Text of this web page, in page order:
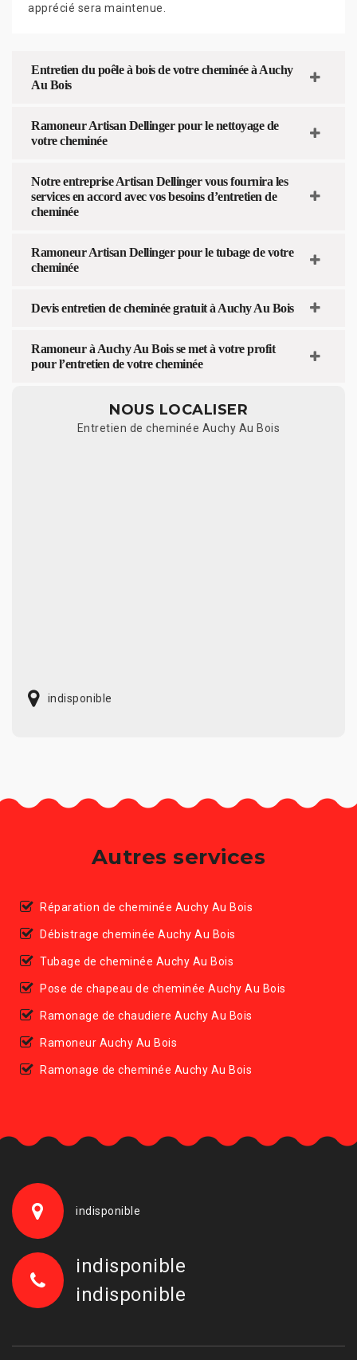
apprécié sera maintenue.
Entretien du poêle à bois de votre cheminée à Auchy
Au Bois
Ramoneur Artisan Dellinger pour le nettoyage de
votre cheminée
Notre entreprise Artisan Dellinger vous fournira les
services en accord avec vos besoins d’entretien de
cheminée
Ramoneur Artisan Dellinger pour le tubage de votre
cheminée
Devis entretien de cheminée gratuit à Auchy Au Bois
Ramoneur à Auchy Au Bois se met à votre profit
pour l’entretien de votre cheminée
NOUS LOCALISER
Entretien de cheminée Auchy Au Bois
indisponible
Autres services
Réparation de cheminée Auchy Au Bois
Débistrage cheminée Auchy Au Bois
Tubage de cheminée Auchy Au Bois
Pose de chapeau de cheminée Auchy Au Bois
Ramonage de chaudiere Auchy Au Bois
Ramoneur Auchy Au Bois
Ramonage de cheminée Auchy Au Bois
indisponible
indisponible
indisponible